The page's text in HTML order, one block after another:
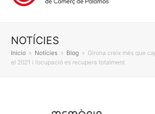
NOTÍCIES
Inicio » Notícies » Blog » Girona creix més que
el 2021 i l’ocupació es recupera totalment